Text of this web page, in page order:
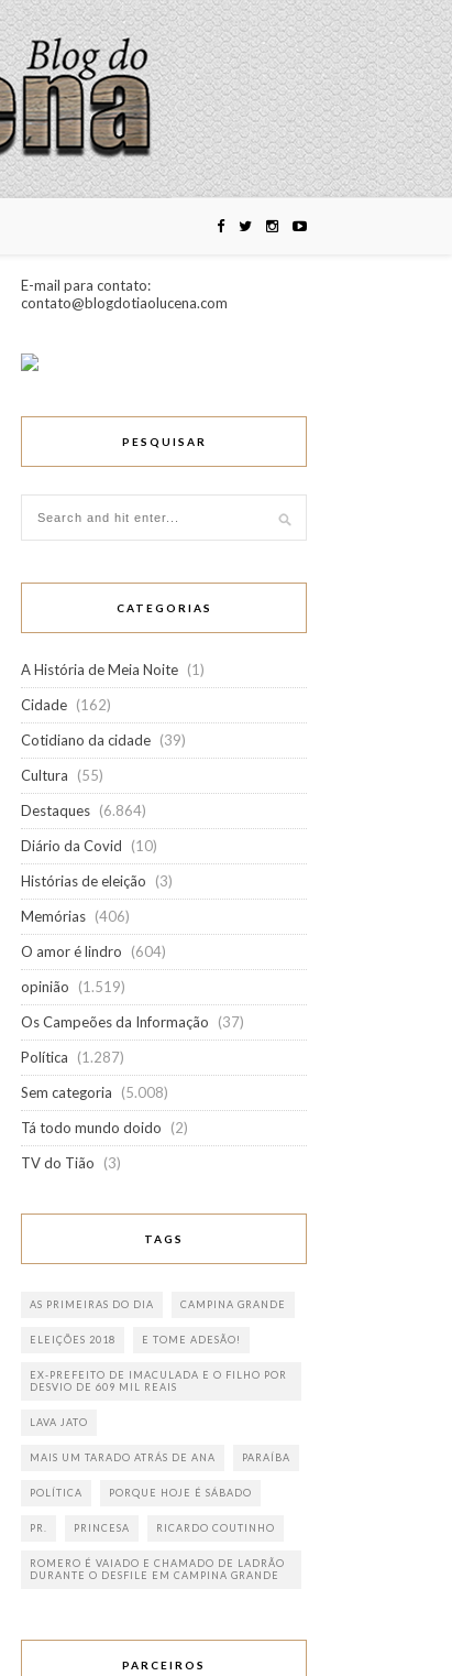
E-mail para contato:
contato@blogdotiaolucena.com
PESQUISAR
CATEGORIAS
A História de Meia Noite (1)
Cidade (162)
Cotidiano da cidade (39)
Cultura
(55)
Destaques (6.864)
Diário da Covid
(10)
Histórias de eleição
(3)
Memórias (406)
O amor é lindro
(604)
opinião
(1.519)
Os Campeões da Informação
(37)
Política
(1.287)
Sem categoria
(5.008)
Tá todo mundo doido
(2)
TV do Tião
(3)
TAGS
AS PRIMEIRAS DO DIA CAMPINA GRANDE
ELEIÇÕES 2018 E TOME ADESÃO!
EX-PREFEITO DE IMACULADA E O FILHO POR
DESVIO DE 609 MIL REAIS
LAVA JATO
MAIS UM TARADO ATRÁS DE ANA PARAÍBA
POLÍTICA PORQUE HOJE É SÁBADO
PR. PRINCESA RICARDO COUTINHO
ROMERO É VAIADO E CHAMADO DE LADRÃO
DURANTE O DESFILE EM CAMPINA GRANDE
PARCEIROS